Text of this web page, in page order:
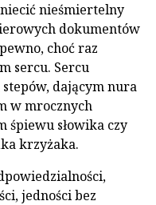
nieśmiertelny
dokumentów
choć raz
sercu. Sercu
dającym nura
w mrocznych
śpiewu słowika czy
krzyżaka.
jedności bez